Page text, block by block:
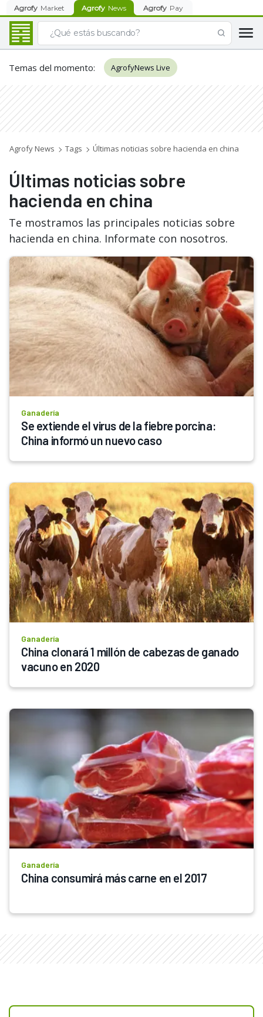
Agrofy Market Agrofy News Agrofy Pay
Temas del momento: AgrofyNews Live
Agrofy News Tags Últimas noticias sobre hacienda en china
Últimas noticias sobre
hacienda en china
Te mostramos las principales noticias sobre
hacienda en china. Informate con nosotros.
Ganadería
Se extiende el virus de la fiebre porcina:
China informó un nuevo caso
Ganadería
China clonará 1 millón de cabezas de ganado
vacuno en 2020
Ganadería
China consumirá más carne en el 2017